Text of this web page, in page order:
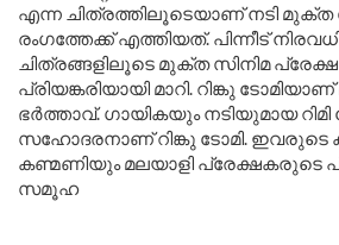
എന്ന ചിത്രത്തിലൂടെയാണ് നടി മുക്ത
രംഗത്തേക്ക് എത്തിയത്. പിന്നീട്
ചിത്രങ്ങളിലൂടെ മുക്ത സിനിമ
പ്രിയങ്കരിയായി മാറി. റിങ്കു
ഭര്‍ത്താവ്. ഗായികയും നടിയുമായ
സഹോദരനാണ് റിങ്കു ടോമി.
കണ്മണിയും മലയാളി പ്രേക്ഷകരുടെ
സമൂഹ